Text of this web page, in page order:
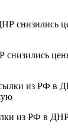
из РФ в ДНР